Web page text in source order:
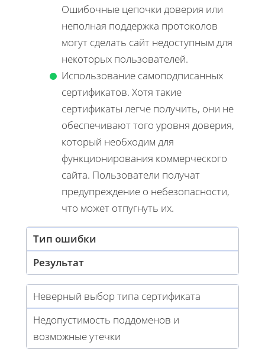
Ошибочные цепочки доверия или
неполная поддержка протоколов
могут сделать сайт недоступным для
некоторых пользователей.
Использование самоподписанных
сертификатов. Хотя такие
сертификаты легче получить, они не
обеспечивают того уровня доверия,
который необходим для
функционирования коммерческого
сайта. Пользователи получат
предупреждение о небезопасности,
что может отпугнуть их.
Тип ошибки
Результат
Неверный выбор типа сертификата
Недопустимость поддоменов и
возможные утечки